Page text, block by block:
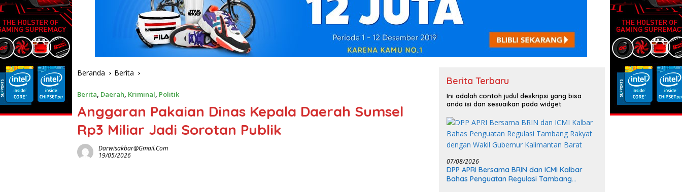
Beranda Berita
Berita, Daerah, Kriminal, Politik
Anggaran Pakaian Dinas Kepala Daerah Sumsel
Rp3 Miliar Jadi Sorotan Publik
Darwisakbar@gmail.com
19/05/2026
Berita Terbaru
Ini adalah contoh judul deskripsi yang bisa
anda isi dan sesuaikan pada widget
07/08/2026
DPP APRI Bersama BRIN dan ICMI Kalbar
Bahas Penguatan Regulasi Tambang